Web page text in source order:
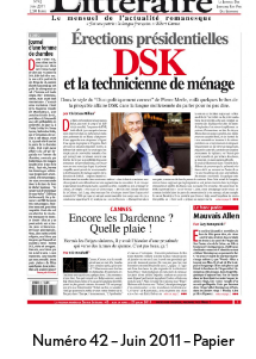
Numéro 42 – Juin 2011 – Papier